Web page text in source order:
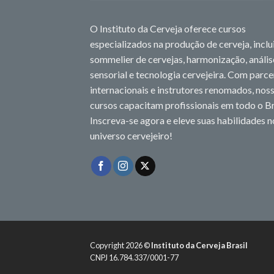
O Instituto da Cerveja oferece cursos
especializados na produção de cerveja,
sommelier de cervejas, harmonização,
sensorial e tecnologia cervejeira. Com
internacionais e instrutores renomados,
cursos capacitam profissionais em todo o
Inscreva-se agora e eleve suas habilidades
universo cervejeiro!
Copyright 2026 ©Instituto da Cerveja Brasil
CNPJ 16.784.337/0001-77